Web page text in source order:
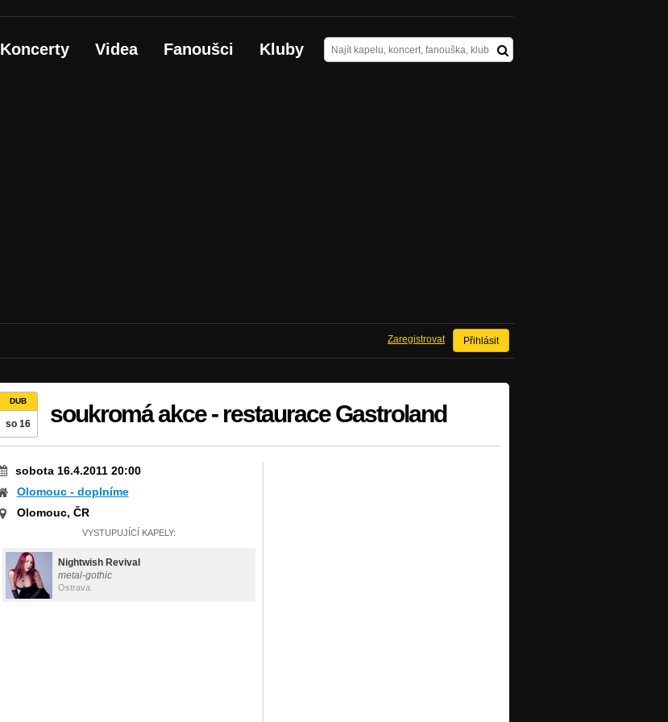
Koncerty Videa Fanoušci Kluby
Přihlásit
Zaregistrovat
DUB
so 16 soukromá akce - restaurace Gastroland
sobota 16.4.2011 20:00
Olomouc - doplníme
Olomouc, ČR
VYSTUPUJÍCÍ KAPELY:
Nightwish Revival
metal-gothic
Ostrava